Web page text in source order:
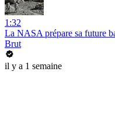
1:32
La NASA prépare sa future
Brut
il y a 1 semaine